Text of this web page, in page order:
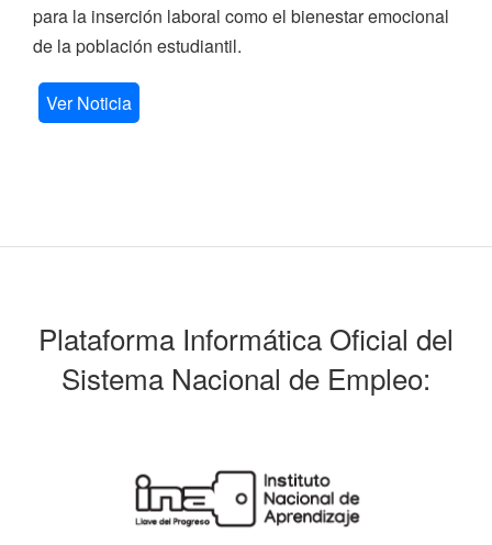
para la inserción laboral como el bienestar emocional
de la población estudiantil.
Ver Noticia
Plataforma Informática Oficial del
Sistema Nacional de Empleo: